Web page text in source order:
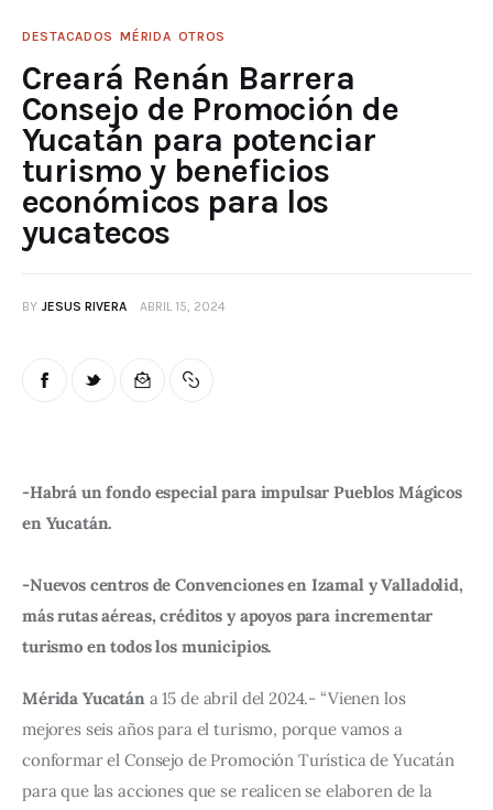
DESTACADOS MÉRIDA OTROS
Creará Renán Barrera
Consejo de Promoción de
Yucatán para potenciar
turismo y beneficios
económicos para los
yucatecos
BY JESUS RIVERA ABRIL 15, 2024
-Habrá un fondo especial para impulsar Pueblos Mágicos
en Yucatán.
-Nuevos centros de Convenciones en Izamal y Valladolid,
más rutas aéreas, créditos y apoyos para incrementar
turismo en todos los municipios.
Mérida Yucatán a 15 de abril del 2024.- “Vienen los
mejores seis años para el turismo, porque vamos a
conformar el Consejo de Promoción Turística de Yucatán
para que las acciones que se realicen se elaboren de la